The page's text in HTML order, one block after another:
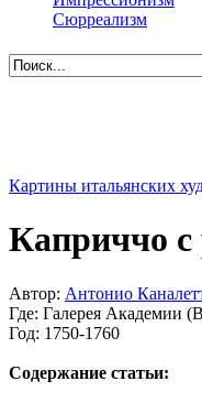
Сюрреализм
Картины итальянских
Каприччо
Автор: Антонио
Где: Галерея Академии
Год: 1750-1760
Содержание статьи: